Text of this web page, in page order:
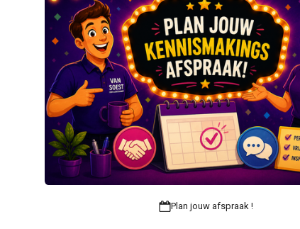
Plan jouw afspraak !